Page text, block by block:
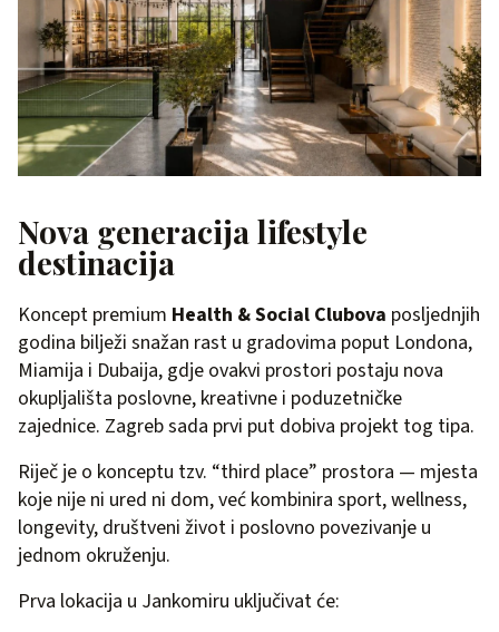
Nova generacija lifestyle
destinacija
Koncept premium Health & Social Clubova posljednjih
godina bilježi snažan rast u gradovima poput Londona,
Miamija i Dubaija, gdje ovakvi prostori postaju nova
okupljališta poslovne, kreativne i poduzetničke
zajednice. Zagreb sada prvi put dobiva projekt tog tipa.
Riječ je o konceptu tzv. “third place” prostora — mjesta
koje nije ni ured ni dom, već kombinira sport, wellness,
longevity, društveni život i poslovno povezivanje u
jednom okruženju.
Prva lokacija u Jankomiru uključivat će: